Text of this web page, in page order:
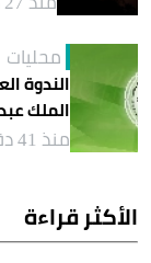
محليات
الندوة
الملك
منذ 41 دقيقة
الأكثر قراءة